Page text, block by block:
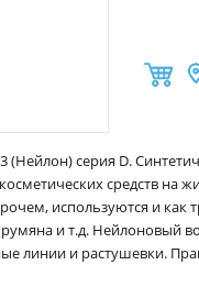
(Нейлон) серия D.
средств на
используются и как
и т.д. Нейлоновый
линии и растушевки.